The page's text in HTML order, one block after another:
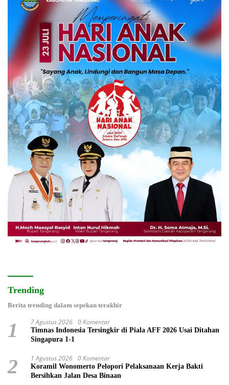
Trending
Berita trending dalam sepekan terakhir
1 7 Agustus 2026 0 Komentar
Timnas Indonesia Tersingkir di Piala AFF 2026 Usai Ditahan
Singapura 1-1
2 1 Agustus 2026 0 Komentar
Koramil Wonomerto Pelopori Pelaksanaan Kerja Bakti
Bersihkan Jalan Desa Binaan